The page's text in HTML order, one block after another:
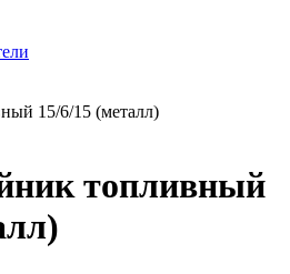
15/6/15 (металл)
топливный